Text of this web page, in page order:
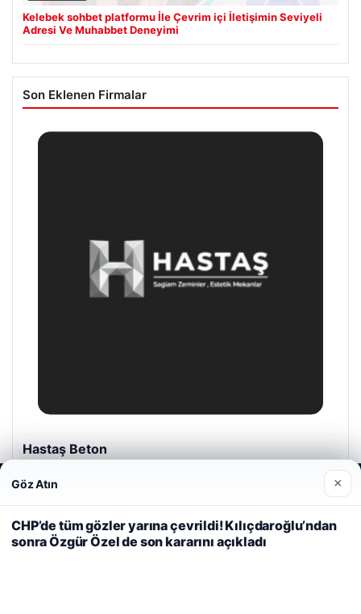
Kelebek sohbet platformu İle Çevrim içi İletişimin Seviyeli
Adresi Ve Muhabbet Deneyimi
Son Eklenen Firmalar
Hastaş Beton
Web sitemizi nasıl kullandığınızı daha iyi anlayabilmek,
deneyiminizi kişiselleştirmek ve geliştirmek amacıyla çerezler
kullanıyoruz.
Çerez Politikamız
Reddet Kabul Et
Göz Atın ×
CHP’de tüm gözler yarına çevrildi! Kılıçdaroğlu’ndan
sonra Özgür Özel de son kararını açıkladı